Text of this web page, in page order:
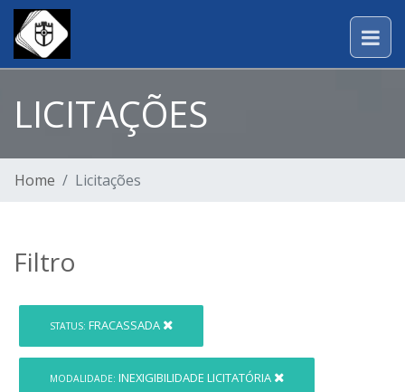
LICITAÇÕES
Home Licitações
Filtro
STATUS: FRACASSADA
MODALIDADE: INEXIGIBILIDADE LICITATÓRIA